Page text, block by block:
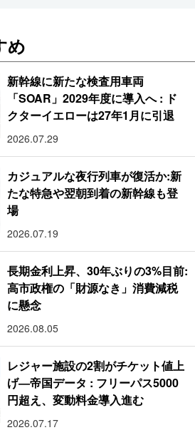
め
新幹線に新たな検査用車両
「SOAR」2029年度に導入へ : ド
クターイエローは27年1月に引退
2026.07.29
カジュアルな夜行列車が復活か:新
たな特急や翌朝到着の新幹線も登
場
2026.07.19
長期金利上昇、30年ぶりの3%目前:
高市政権の「財源なき」消費減税
に懸念
2026.08.05
レジャー施設の2割がチケット値上
げ―帝国データ : フリーパス5000
円超え、変動料金導入進む
2026.07.17